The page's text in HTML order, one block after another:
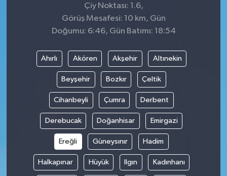
Çiy Noktası: 1.6,
Görüş Mesafesi: 10 km, Gün
Doğumu: 6:46, Gün Batımı: 18:54
Ahırlı Akören Akşehir Altınekin
Beyşehir Bozkır Çeltik
Cihanbeyli Çumra Derbent
Derebucak Doğanhisar Emirgazi
Ereğli Güneysınır Hadim
Halkapınar Hüyük Ilgın Kadınhanı